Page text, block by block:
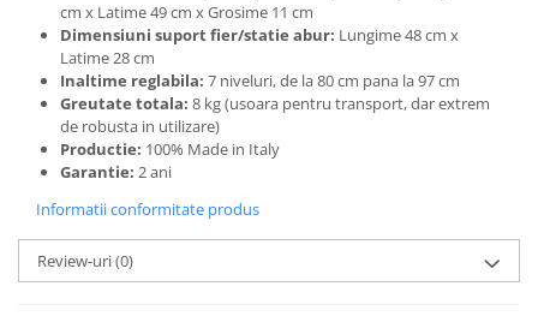
cm x Latime 49 cm x Grosime 11 cm
Dimensiuni suport fier/statie abur: Lungime 48 cm x
Latime 28 cm
Inaltime reglabila: 7 niveluri, de la 80 cm pana la 97 cm
Greutate totala: 8 kg (usoara pentru transport, dar extrem
de robusta in utilizare)
Productie: 100% Made in Italy
Garantie: 2 ani
Informatii conformitate produs
Review-uri(0)